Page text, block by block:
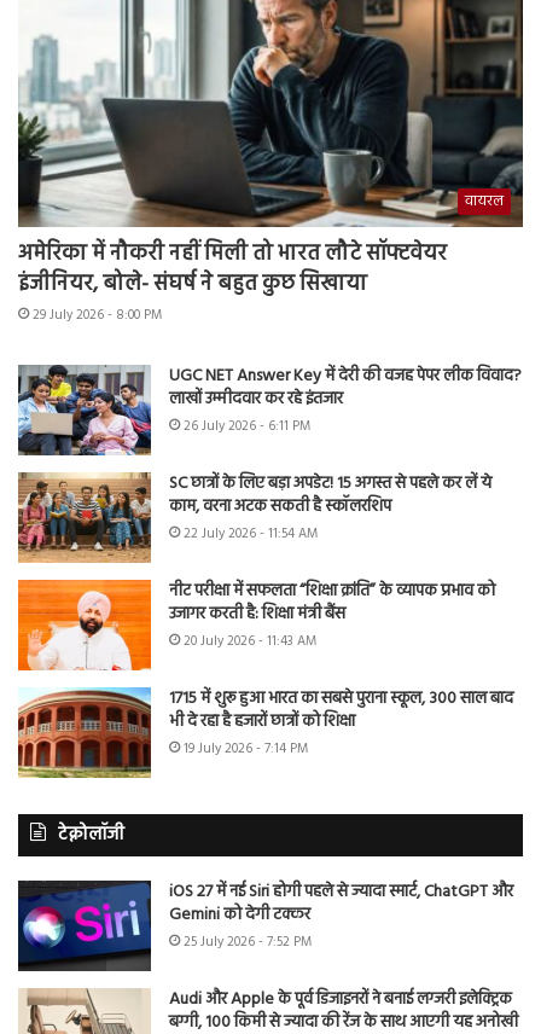
वायरल
अमेरिका में नौकरी नहीं मिली तो भारत लौटे सॉफ्टवेयर
इंजीनियर, बोले- संघर्ष ने बहुत कुछ सिखाया
29 July 2026 - 8:00 PM
UGC NET Answer Key में देरी की वजह पेपर लीक विवाद?
लाखों उम्मीदवार कर रहे इंतजार
26 July 2026 - 6:11 PM
SC छात्रों के लिए बड़ा अपडेट! 15 अगस्त से पहले कर लें ये
काम, वरना अटक सकती है स्कॉलरशिप
22 July 2026 - 11:54 AM
नीट परीक्षा में सफलता “शिक्षा क्रांति” के व्यापक प्रभाव को
उजागर करती है: शिक्षा मंत्री बैंस
20 July 2026 - 11:43 AM
1715 में शुरू हुआ भारत का सबसे पुराना स्कूल, 300 साल बाद
भी दे रहा है हजारों छात्रों को शिक्षा
19 July 2026 - 7:14 PM
टेक्नोलॉजी
iOS 27 में नई Siri होगी पहले से ज्यादा स्मार्ट, ChatGPT और
Gemini को देगी टक्कर
25 July 2026 - 7:52 PM
Audi और Apple के पूर्व डिजाइनरों ने बनाई लग्जरी इलेक्ट्रिक
बग्गी, 100 किमी से ज्यादा की रेंज के साथ आएगी यह अनोखी